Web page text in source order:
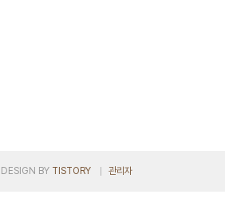
DESIGN BY TISTORY 관리자